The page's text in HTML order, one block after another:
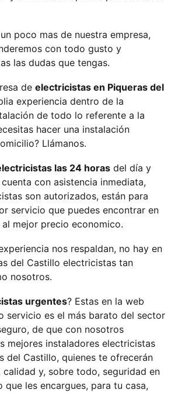
poco mas de nuestra empresa,
con todo gusto y
las dudas que tengas.
de electricistas en Piqueras del
experiencia dentro de la
de todo lo referente a la
hacer una instalación
Llámanos.
las 24 horas del día y
con asistencia inmediata,
son autorizados, están para
servicio que puedes encontrar en
al mejor precio economico.
nos respaldan, no hay en
del Castillo electricistas tan
nosotros.
urgentes? Estas en la web
servicio es el más barato del sector
de que con nosotros
mejores instaladores electricistas
del Castillo, quienes te ofrecerán
calidad y, sobre todo, seguridad en
que les encargues, para tu casa,